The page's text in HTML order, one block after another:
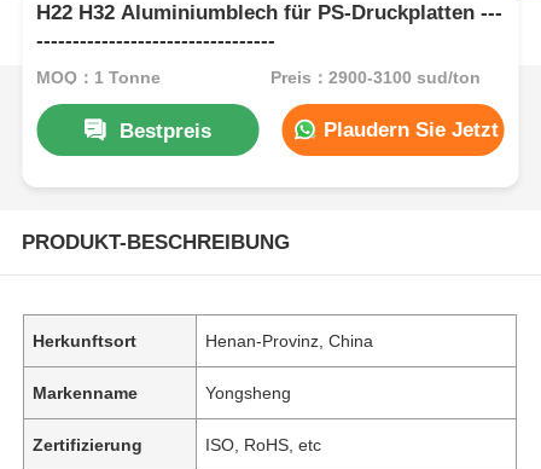
H22 H32 Aluminiumblech für PS-Druckplatten ---
---------------------------------
MOQ：1 Tonne Preis：2900-3100 sud/ton
Bestpreis Plaudern Sie Jetzt
PRODUKT-BESCHREIBUNG
Herkunftsort Henan-Provinz, China
Markenname Yongsheng
Zertifizierung ISO, RoHS, etc